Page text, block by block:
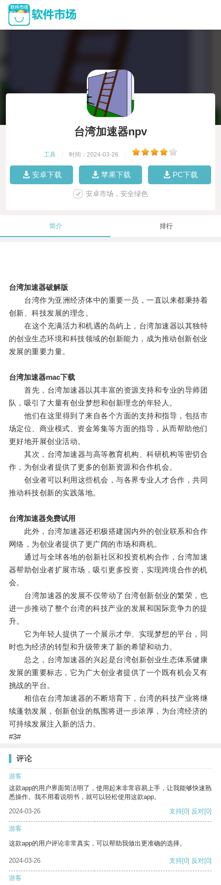
台湾加速器npv
工具 时间：2024-03-26
安卓下载 苹果下载 PC下载
安卓市场，安全绿色
简介 排行
台湾加速器破解版
台湾作为亚洲经济体中的重要一员，一直以来都秉持着
创新、科技发展的理念。
在这个充满活力和机遇的岛屿上，台湾加速器以其独特
的创业生态环境和科技领域的创新能力，成为推动创新创业
发展的重要力量。
台湾加速器mac下载
首先，台湾加速器以其丰富的资源支持和专业的导师团
队，吸引了大量有创业梦想和创新理念的年轻人。
他们在这里得到了来自各个方面的支持和指导，包括市
场定位、商业模式、资金筹集等方面的指导，从而帮助他们
更好地开展创业活动。
其次，台湾加速器与高等教育机构、科研机构等密切合
作，为创业者提供了更多的创新资源和合作机会。
创业者可以利用这些机会，与各界专业人才合作，共同
推动科技创新的实践落地。
台湾加速器免费试用
此外，台湾加速器还积极搭建国内外的创业联系和合作
网络，为创业者提供了更广阔的市场和商机。
通过与全球各地的创新社区和投资机构合作，台湾加速
器帮助创业者扩展市场，吸引更多投资，实现跨境合作的机
会。
台湾加速器的发展不仅带动了台湾创新创业的繁荣，也
进一步推动了整个台湾的科技产业的发展和国际竞争力的提
升。
它为年轻人提供了一个展示才华、实现梦想的平台，同
时也为经济的转型和升级带来了新的希望和动力。
总之，台湾加速器的兴起是台湾创新创业生态体系健康
发展的重要标志，它为广大创业者提供了一个既有机会又有
挑战的平台。
相信在台湾加速器的不断培育下，台湾的科技产业将继
续蓬勃发展，创新创业的氛围将进一步浓厚，为台湾经济的
可持续发展注入新的活力。
#3#
评论
游客
这款app的用户界面简洁明了，使用起来非常容易上手，让我能够快速熟
悉操作。我不用看说明书，就可以轻松使用这款app。
2024-03-26
支持[0] 反对[0]
游客
这款app的用户评论非常真实，可以帮助我做出更准确的选择。
2024-03-26 支持[0] 反对[0]
游客